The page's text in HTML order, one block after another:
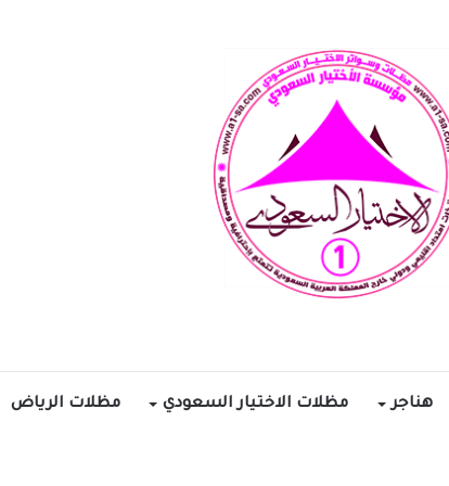
هناجر مظلات الاختيار السعودي مظلات الرياض